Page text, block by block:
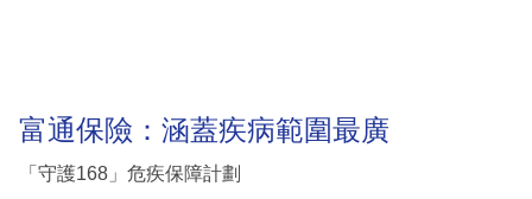
富通保險：涵蓋疾病範圍最廣
「守護168」危疾保障計劃